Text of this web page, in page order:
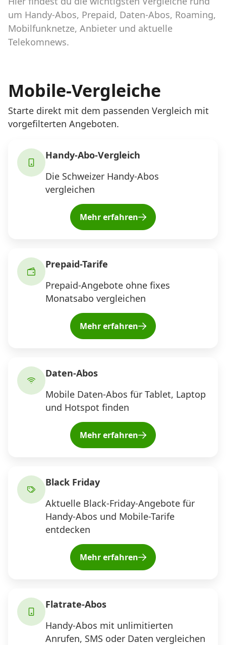
Abos für Tablets, Hotspots und Smart
Watches
Tarifrechner Handy-Abo
Infos
Alle Anbieter
Mobilfunknetz Schweiz
Roaming-Tarife abfragen
Handy-Abo-Aktionen
Handy-Abo kündigen oder
wechseln
Alle Mobile-Vergleiche
Internet, TV, Telefon
News
Datenschutz·AGB Impressum
um Handy-Abos, Prepaid, Daten-Abos, Roaming,
Mobilfunknetze, Anbieter und aktuelle
Telekomnews.
Mobile-Vergleiche
Starte direkt mit dem passenden Vergleich mit
vorgefilterten Angeboten.
Handy-Abo-Vergleich
Die Schweizer Handy-Abos
vergleichen
Mehr erfahren
Prepaid-Tarife
Prepaid-Angebote ohne fixes
Monatsabo vergleichen
Mehr erfahren
Daten-Abos
Mobile Daten-Abos für Tablet, Laptop
und Hotspot finden
Mehr erfahren
Black Friday
Aktuelle Black-Friday-Angebote für
Handy-Abos und Mobile-Tarife
entdecken
Mehr erfahren
Flatrate-Abos
Handy-Abos mit unlimitierten
Anrufen, SMS oder Daten vergleichen